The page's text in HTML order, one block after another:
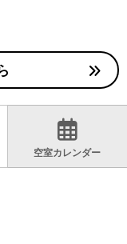
空室カレンダー